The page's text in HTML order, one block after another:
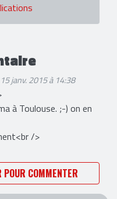
janv. 2015 à 14:38
à Toulouse. ;-) on en
/>
COMMENTER